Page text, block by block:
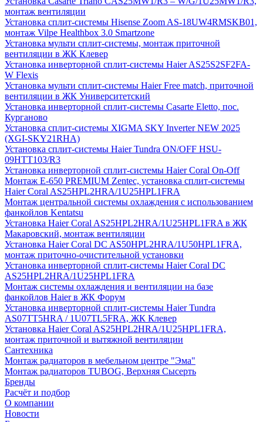
монтаж вентиляции
Установка сплит-системы Hisense Zoom AS-18UW4RMSKB01,
монтаж Vilpe Healthbox 3.0 Smartzone
Установка мульти сплит-системы, монтаж приточной
вентиляции в ЖК Клевер
Установка инверторной сплит-системы Haier AS25S2SF2FA-
W Flexis
Установка мульти сплит-системы Haier Free match, приточной
вентиляции в ЖК Университетский
Установка инверторной сплит-системы Casarte Eletto, пос.
Курганово
Установка сплит-системы XIGMA SKY Inverter NEW 2025
(XGI-SKY21RHA)
Установка сплит-системы Haier Tundra ON/OFF HSU-
09HTT103/R3
Установка инверторной сплит-системы Haier Coral On-Off
Монтаж E-650 PREMIUM Zentec, установка сплит-системы
Haier Coral AS25HPL2HRA/1U25HPL1FRA
Монтаж центральной системы охлаждения с использованием
фанкойлов Kentatsu
Установка Haier Coral AS25HPL2HRA/1U25HPL1FRA в ЖК
Макаровский, монтаж вентиляции
Установка Haier Coral DC AS50HPL2HRA/1U50HPL1FRA,
монтаж приточно-очистительной установки
Установка инверторной сплит-системы Haier Coral DC
AS25HPL2HRA/1U25HPL1FRA
Монтаж системы охлаждения и вентиляции на базе
фанкойлов Haier в ЖК Форум
Установка инверторной сплит-системы Haier Tundra
AS07TT5HRA / 1U07TL5FRA, ЖК Клевер
Установка Haier Coral AS25HPL2HRA/1U25HPL1FRA,
монтаж приточной и вытяжной вентиляции
Сантехника
Монтаж радиаторов в мебельном центре "Эма"
Монтаж радиаторов TUBOG, Верхняя Сысерть
Бренды
Расчёт и подбор
О компании
Новости